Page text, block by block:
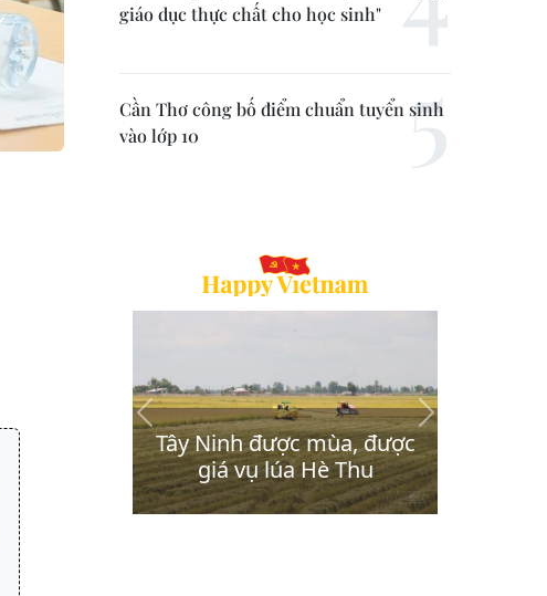
giáo dục thực chất cho học sinh"
Cần Thơ công bố điểm chuẩn tuyển sinh
vào lớp 10